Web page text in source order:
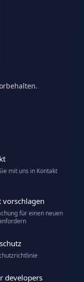
mit uns in Kontakt
vorschlagen
für einen neuen
developers